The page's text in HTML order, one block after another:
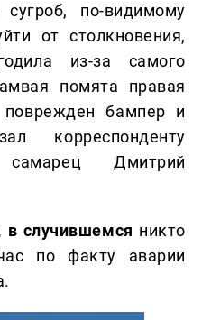
по-видимому
от столкновения,
из-за самого
помята правая
бампер и
корреспонденту
самарец Дмитрий
случившемся никто
по факту аварии